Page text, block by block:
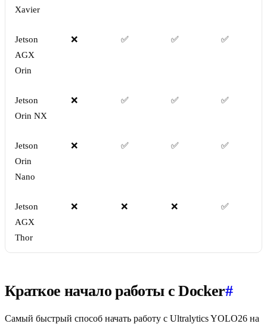
Xavier
Jetson
AGX
Orin
❌ ✅ ✅ ✅
Jetson
Orin NX
❌ ✅ ✅ ✅
Jetson
Orin
Nano
❌ ✅ ✅ ✅
Jetson
AGX
Thor
❌ ❌ ❌ ✅
Краткое начало работы с Docker#
Самый быстрый способ начать работу с Ultralytics YOLO26 на